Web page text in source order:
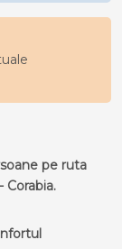
pe ruta
Corabia.